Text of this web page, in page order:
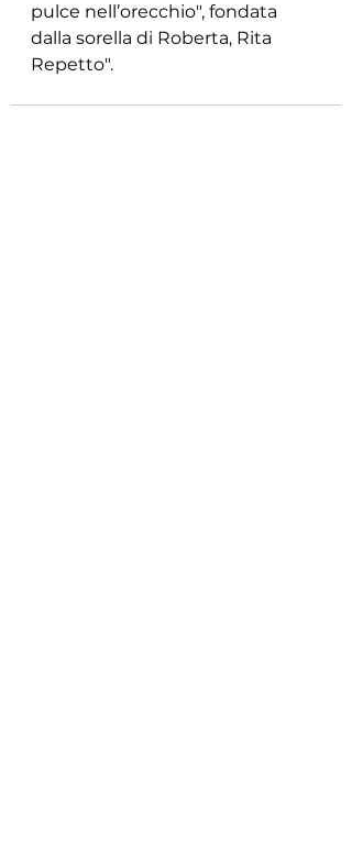
pulce nell’orecchio", fondata
dalla sorella di Roberta, Rita
Repetto".